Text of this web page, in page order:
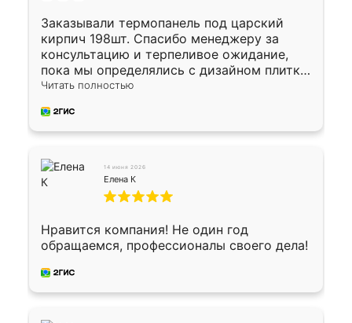
Заказывали термопанель под царский
кирпич 198шт. Спасибо менеджеру за
консультацию и терпеливое ожидание,
пока мы определялись с дизайном плитки.
Исполнен заказ в срок, спасибо
предоплата наличкой 50%. Накануне с
водителем договорились о доставке в
Окончательный расчет при получении.
Огромная благодарность водителю, помог
выгрузить. Получили коробку плитки на
Осталось дело за малым-монтировать)))
Подарили два больших вазона трапеция
из архитектурного бетона-красота.
Читать полностью
14 июня 2026
Елена К
Нравится компания! Не один год
обращаемся, профессионалы своего дела!